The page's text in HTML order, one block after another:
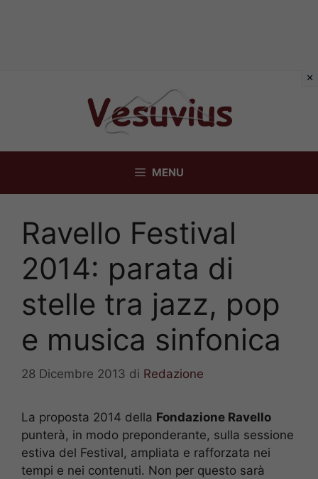
MENU
Ravello Festival
2014: parata di
stelle tra jazz, pop
e musica sinfonica
28 Dicembre 2013 di Redazione
La proposta 2014 della Fondazione Ravello
punterà, in modo preponderante, sulla sessione
estiva del Festival, ampliata e rafforzata nei
tempi e nei contenuti. Non per questo sarà